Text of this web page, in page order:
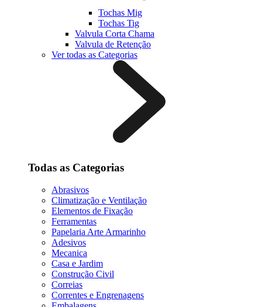
Tochas Mig
Tochas Tig
Valvula Corta Chama
Valvula de Retenção
Ver todas as Categorias
Todas as Categorias
Abrasivos
Climatização e Ventilação
Elementos de Fixação
Ferramentas
Papelaria Arte Armarinho
Adesivos
Mecanica
Casa e Jardim
Construção Civil
Correias
Correntes e Engrenagens